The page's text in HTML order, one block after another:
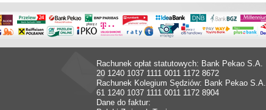
Rachunek opłat statutowych: Bank Pekao S.A.
20 1240 1037 1111 0011 1172 8672
Rachunek Kolegium Sędziów: Bank Pekao S.A.
61 1240 1037 1111 0011 1172 8904
Dane do faktur: